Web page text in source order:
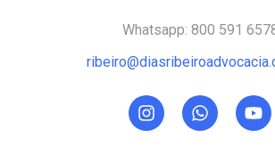
Whatsapp: 800 591